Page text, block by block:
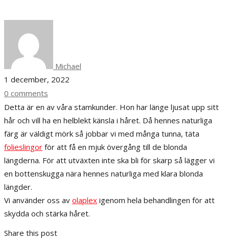
Michael
1 december, 2022
0 comments
Detta är en av våra stamkunder. Hon har länge ljusat upp sitt
hår och vill ha en helblekt känsla i håret. Då hennes naturliga
färg är väldigt mörk så jobbar vi med många tunna, täta
folieslingor för att få en mjuk övergång till de blonda
längderna. För att utväxten inte ska bli för skarp så lägger vi
en bottenskugga nära hennes naturliga med klara blonda
längder.
Vi använder oss av olaplex igenom hela behandlingen för att
skydda och stärka håret.
Share this post